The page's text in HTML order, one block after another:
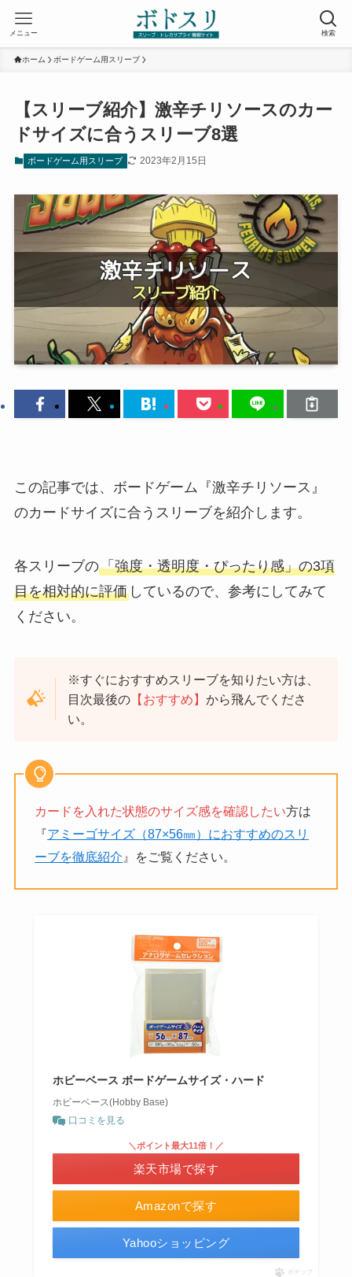
検索
メニュー
ホーム ボードゲーム用スリーブ
【スリーブ紹介】激辛チリソースのカー
ドサイズに合うスリーブ8選
ボードゲーム用スリーブ 2023年2月15日
この記事では、ボードゲーム『激辛チリソース』
のカードサイズに合うスリーブを紹介します。
各スリーブの「強度・透明度・ぴったり感」の3項
目を相対的に評価しているので、参考にしてみて
ください。
※すぐにおすすめスリーブを知りたい方は、
目次最後の 【おすすめ】から飛んでくださ
い。
カードを入れた状態のサイズ感を確認したい方は
『アミーゴサイズ（87×56㎜）におすすめのスリ
ーブを徹底紹介 』をご覧ください。
ホビーベース ボードゲームサイズ・ハード
ホビーベース(Hobby Base)
口コミを見る
Amazonで探す
＼ポイント最大11倍！／
楽天市場で探す
Yahooショッピング
ポチップ